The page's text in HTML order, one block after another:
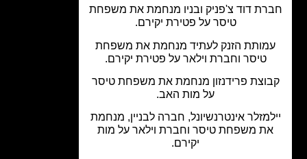
דוד צ'פניק ובניו מנחמת את משפחת
טיסר על פטירת יקירם.
הזנק לעתיד מנחמת את משפחת
טיסר וחברת וילאר על פטירת יקירם.
פרידנזון מנחמת את משפחת טיסר
על מות האב.
אינטרנשיונל, חברה לבניין, מנחמת
משפחת טיסר וחברת וילאר על מות